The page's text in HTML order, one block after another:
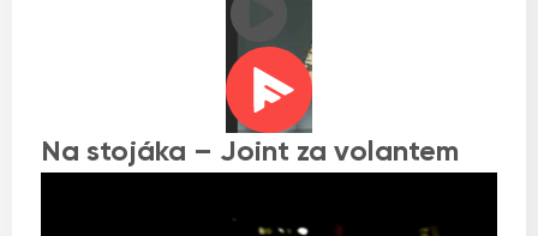
Na stojáka – Joint za volantem